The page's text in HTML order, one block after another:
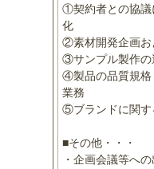
①契約者との協議
化
②素材開発企画お
③サンプル製作の
④製品の品質規格
業務
⑤ブランドに関す
■その他・・・
・企画会議等へ